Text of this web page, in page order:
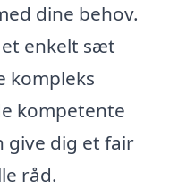
dine behov.
enkelt sæt
kompleks
kompetente
give dig et fair
råd.